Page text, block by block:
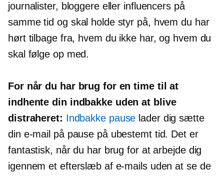
journalister, bloggere eller influencers på
samme tid og skal holde styr på, hvem du har
hørt tilbage fra, hvem du ikke har, og hvem du
skal følge op med.
For når du har brug for en time til at
indhente din indbakke uden at blive
distraheret: Indbakke pause lader dig sætte
din e-mail på pause på ubestemt tid. Det er
fantastisk, når du har brug for at arbejde dig
igennem et efterslæb af e-mails uden at se de